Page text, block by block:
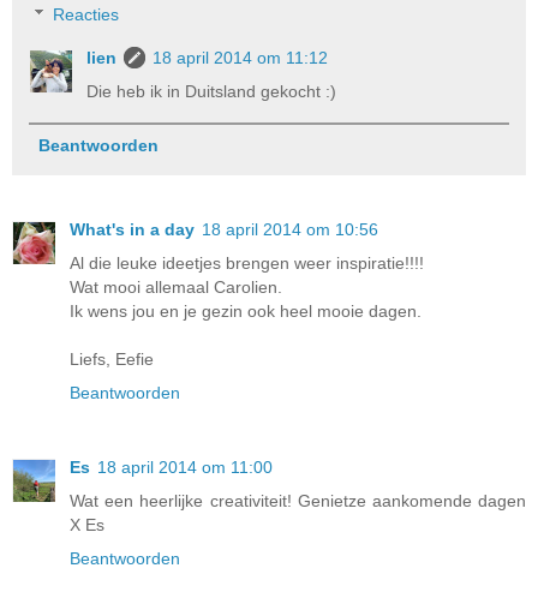
Reacties
lien
18 april 2014 om 11:12
Die heb ik in Duitsland gekocht :)
Beantwoorden
What's in a day 18 april 2014 om 10:56
Al die leuke ideetjes brengen weer inspiratie!!!!
Wat mooi allemaal Carolien.
Ik wens jou en je gezin ook heel mooie dagen.
Liefs, Eefie
Beantwoorden
Es 18 april 2014 om 11:00
Wat een heerlijke creativiteit! Genietze aankomende dagen
X Es
Beantwoorden